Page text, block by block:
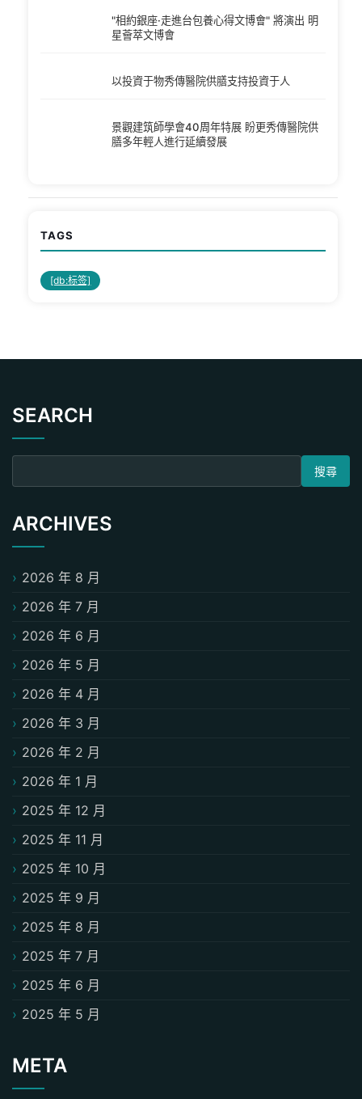
"相約銀座·走進台包養心得文博會" 將演出 明
星薈萃文博會
以投資于物秀傳醫院供膳支持投資于人
景觀建筑師學會40周年特展 盼更秀傳醫院供
膳多年輕人進行延續發展
TAGS
[db:标签]
SEARCH
搜尋關鍵字:
ARCHIVES
2026 年 8 月
2026 年 7 月
2026 年 6 月
2026 年 5 月
2026 年 4 月
2026 年 3 月
2026 年 2 月
2026 年 1 月
2025 年 12 月
2025 年 11 月
2025 年 10 月
2025 年 9 月
2025 年 8 月
2025 年 7 月
2025 年 6 月
2025 年 5 月
META